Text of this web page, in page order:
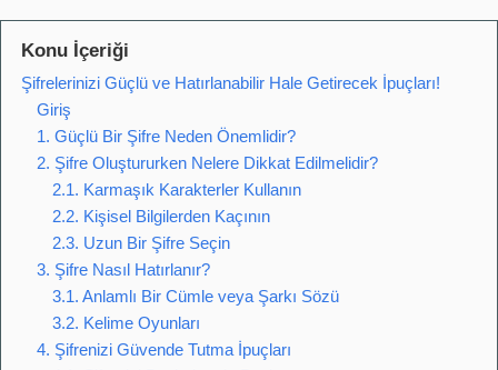
Konu İçeriği
Şifrelerinizi Güçlü ve Hatırlanabilir Hale Getirecek İpuçları!
Giriş
1. Güçlü Bir Şifre Neden Önemlidir?
2. Şifre Oluştururken Nelere Dikkat Edilmelidir?
2.1. Karmaşık Karakterler Kullanın
2.2. Kişisel Bilgilerden Kaçının
2.3. Uzun Bir Şifre Seçin
3. Şifre Nasıl Hatırlanır?
3.1. Anlamlı Bir Cümle veya Şarkı Sözü
3.2. Kelime Oyunları
4. Şifrenizi Güvende Tutma İpuçları